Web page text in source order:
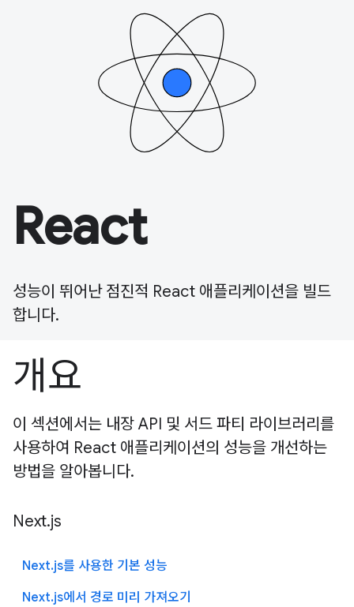
React
성능이 뛰어난 점진적 React 애플리케이션을 빌드
합니다.
개요
이 섹션에서는 내장 API 및 서드 파티 라이브러리를
사용하여 React 애플리케이션의 성능을 개선하는
방법을 알아봅니다.
Next.js
Next.js를 사용한 기본 성능
Next.js에서 경로 미리 가져오기